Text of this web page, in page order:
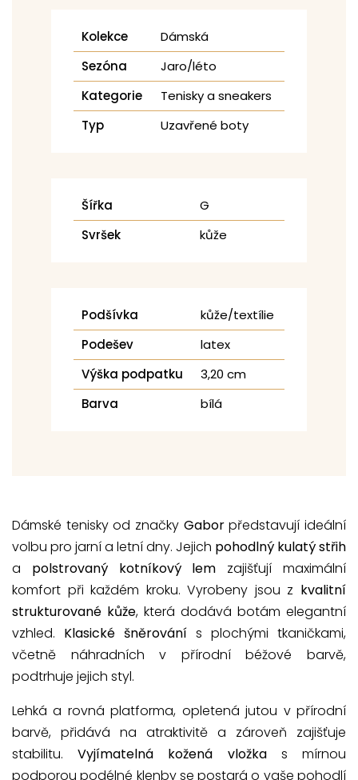
Kolekce
Dámská
Sezóna
Jaro/léto
Kategorie
Tenisky a sneakers
Typ
Uzavřené boty
Šířka
G
Svršek
kůže
Podšívka
kůže/textílie
Podešev
latex
Výška podpatku
3,20 cm
Barva
bílá
Dámské tenisky od značky Gaborpředstavují ideální
volbu pro jarní a letní dny. Jejich pohodlný kulatý střih
a polstrovaný kotníkový lem zajišťují maximální
komfort při každém kroku. Vyrobeny jsou z kvalitní
strukturované kůže, která dodává botám elegantní
vzhled. Klasické šněrování s plochými tkaničkami,
včetně náhradních v přírodní béžové barvě,
podtrhuje jejich styl.
Lehká a rovná platforma, opletená jutou v přírodní
barvě, přidává na atraktivitě a zároveň zajišťuje
stabilitu.Vyjímatelná kožená vložkas mírnou
podporou podélné klenby se postará o vaše pohodlí